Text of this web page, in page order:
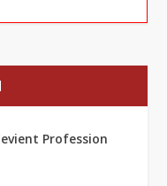
Profession